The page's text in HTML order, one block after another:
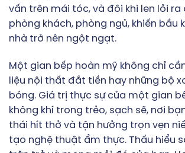
vấn trên mái tóc, và đôi khi len lỏi ra
phòng khách, phòng ngủ, khiến bầu
nhà trở nên ngột ngạt.
Một gian bếp hoàn mỹ không chỉ
liệu nội thất đắt tiền hay những bộ
bóng. Giá trị thực sự của một gian
không khí trong trẻo, sạch sẽ, nơi
thái hít thở và tận hưởng trọn vẹn
tạo nghệ thuật ẩm thực. Thấu hiểu